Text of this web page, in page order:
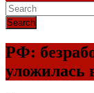
РФ:
уложилась